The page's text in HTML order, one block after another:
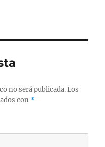
no será publicada. Los
con *